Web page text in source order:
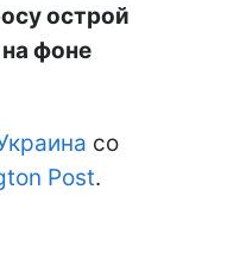
острой
фоне
со
Post.